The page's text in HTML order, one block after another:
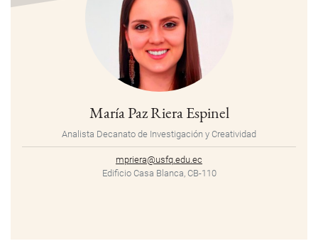
María Paz Riera Espinel
Analista Decanato de Investigación y Creatividad
mpriera@usfq.edu.ec
Edificio Casa Blanca, CB-110